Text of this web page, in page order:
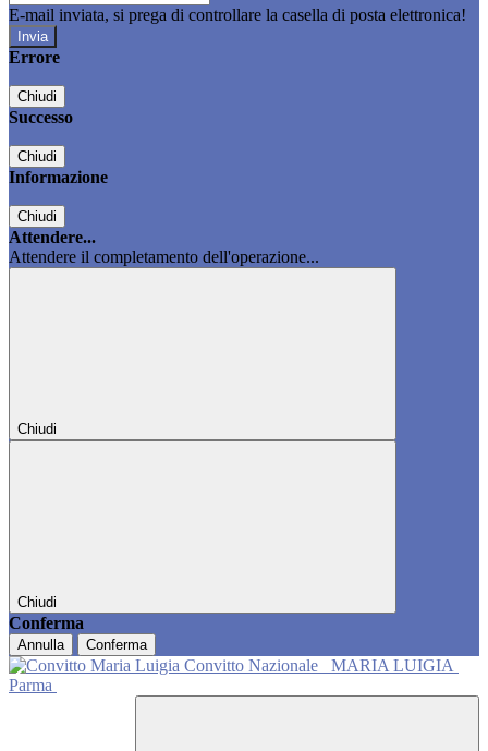
E-mail inviata, si prega di controllare la casella di posta elettronica!
Errore
Chiudi
Successo
Chiudi
Informazione
Chiudi
Attendere...
Attendere il completamento dell'operazione...
Chiudi
Chiudi
Conferma
Annulla Conferma
Convitto Nazionale
MARIA LUIGIA
Parma